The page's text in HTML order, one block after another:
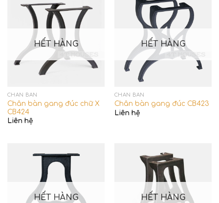
HẾT HÀNG
CHÂN BÀN
Chân bàn gang đúc chữ X
CB424
Liên hệ
HẾT HÀNG
CHÂN BÀN
Chân bàn gang đúc CB423
Liên hệ
HẾT HÀNG HẾT HÀNG